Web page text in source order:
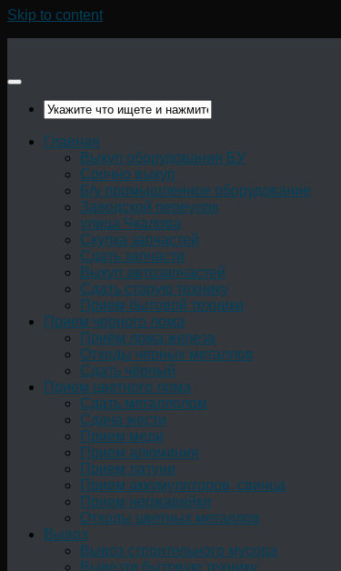
Skip to content
Главная
Выкуп оборудования БУ
Срочно выкуп
Б/у промышленное оборудование
Заводской переулок
улица Чкалова
Скупка запчастей
Сдать запчасти
Выкуп автозапчастей
Сдать старую технику
Прием бытовой техники
Прием черного лома
Приём лома железа
Отходы черных металлов
Сдать чёрный
Прием цветного лома
Сдать металлолом
Сдача жести
Прием меди
Прием алюминия
Прием латуни
Прием аккумуляторов, свинца
Прием нержавейки
Отходы цветных металлов
Вывоз
Вывоз строительного мусора
Вывезти бытовую технику